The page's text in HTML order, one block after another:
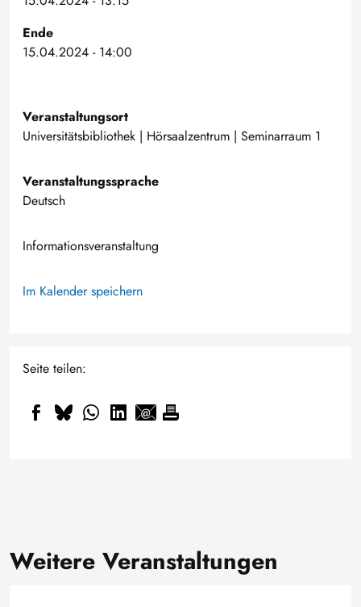
Ende
15.04.2024 - 14:00
Veranstaltungsort
Universitätsbibliothek | Hörsaalzentrum | Seminarraum 1
Veranstaltungssprache
Deutsch
Informationsveranstaltung
Im Kalender speichern
Seite teilen:
Weitere Veranstaltungen